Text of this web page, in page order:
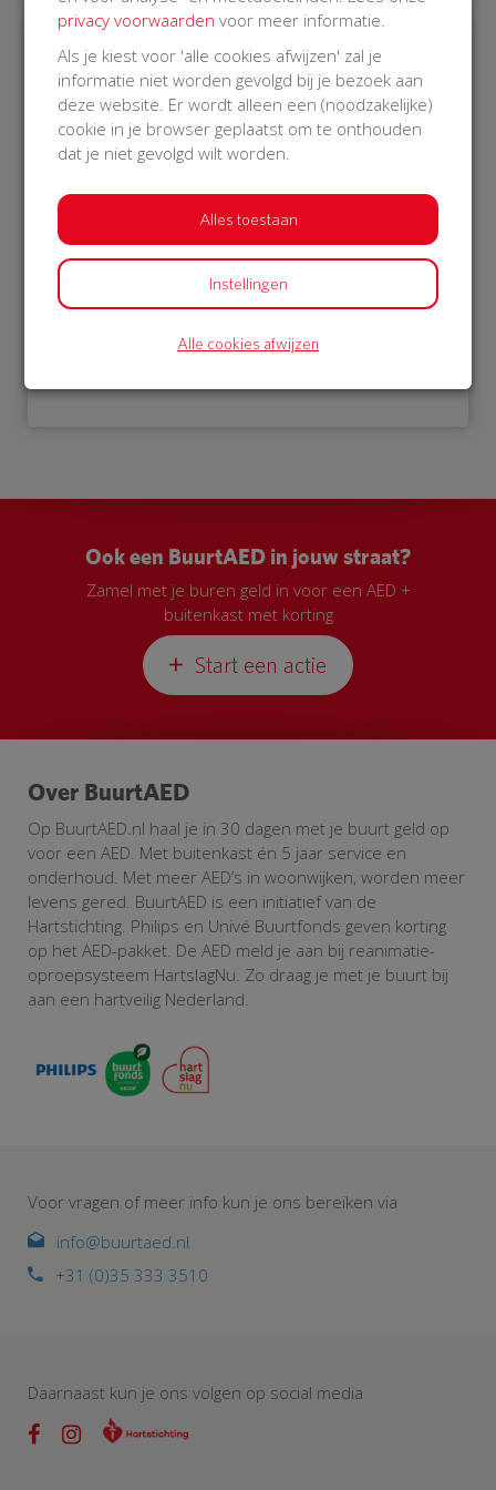
€ 65
Liesbeth
22 Oct 2018
€ 25
Mark en Nikki
Bekijk alle donateurs
Ook een BuurtAED in jouw straat?
Zamel met je buren geld in voor een AED +
buitenkast met korting
Start een actie
Over BuurtAED
Op BuurtAED.nl haal je in 30 dagen met je buurt geld op
voor een AED. Met buitenkast én 5 jaar service en
onderhoud. Met meer AED’s in woonwijken, worden meer
levens gered. BuurtAED is een initiatief van de
Hartstichting. Philips en Univé Buurtfonds geven korting
op het AED-pakket. De AED meld je aan bij reanimatie-
oproepsysteem HartslagNu. Zo draag je met je buurt bij
aan een hartveilig Nederland.
Voor vragen of meer info kun je ons bereiken via
info@buurtaed.nl
+31 (0)35 333 3510
Daarnaast kun je ons volgen op social media
privacy voorwaarden voor meer informatie.
Als je kiest voor 'alle cookies afwijzen' zal je
informatie niet worden gevolgd bij je bezoek aan
deze website. Er wordt alleen een (noodzakelijke)
cookie in je browser geplaatst om te onthouden
dat je niet gevolgd wilt worden.
Alles toestaan
Instellingen
Alle cookies afwijzen